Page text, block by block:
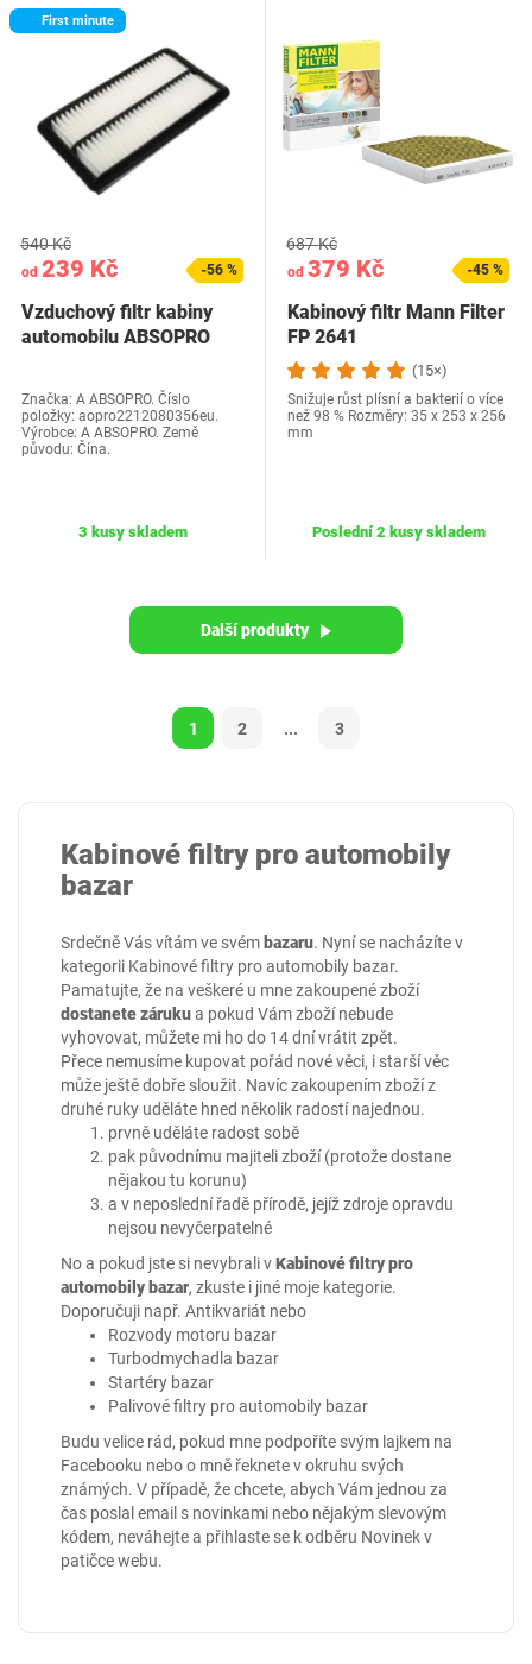
First minute
od 239 Kč
540 Kč
-56 %
Vzduchový filtr kabiny
automobilu ABSOPRO
Značka: A ABSOPRO. Číslo
položky: aopro2212080356eu.
Výrobce: A ABSOPRO. Země
původu: Čína.
3 kusy skladem
od 379 Kč
687 Kč
-45 %
Kabinový filtr Mann Filter
FP 2641
(15×)
Snižuje růst plísní a bakterií o více
než 98 % Rozměry: 35 x 253 x 256
mm
Poslední 2 kusy skladem
Další produkty
1 2 ... 3
Kabinové filtry pro automobily
bazar
Srdečně Vás vítám ve svém bazaru. Nyní se nacházíte v
kategorii Kabinové filtry pro automobily bazar.
Pamatujte, že na veškeré u mne zakoupené zboží
dostanete zárukua pokud Vám zboží nebude
vyhovovat, můžete mi ho do 14 dní vrátit zpět.
Přece nemusíme kupovat pořád nové věci, i starší věc
může ještě dobře sloužit. Navíc zakoupením zboží z
druhé ruky uděláte hned několik radostí najednou.
prvně uděláte radost sobě
pak původnímu majiteli zboží (protože dostane
nějakou tu korunu)
a v neposlední řadě přírodě, jejíž zdroje opravdu
nejsou nevyčerpatelné
No a pokud jste si nevybrali vKabinové filtry pro
automobily bazar, zkuste i jiné moje kategorie.
Doporučuji např. Antikvariát nebo
Rozvody motoru bazar
Turbodmychadla bazar
Startéry bazar
Palivové filtry pro automobily bazar
Budu velice rád, pokud mne podpoříte svým lajkem na
Facebooku nebo o mně řeknete v okruhu svých
známých. V případě, že chcete, abych Vám jednou za
čas poslal email s novinkami nebo nějakým slevovým
kódem, neváhejte a přihlaste se k odběru Novinek v
patičce webu.